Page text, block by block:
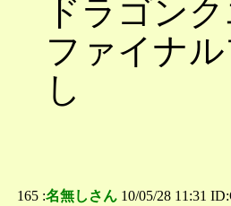
ドラゴン
ファイナ
し
165 :名無しさん 10/05/28 11:31